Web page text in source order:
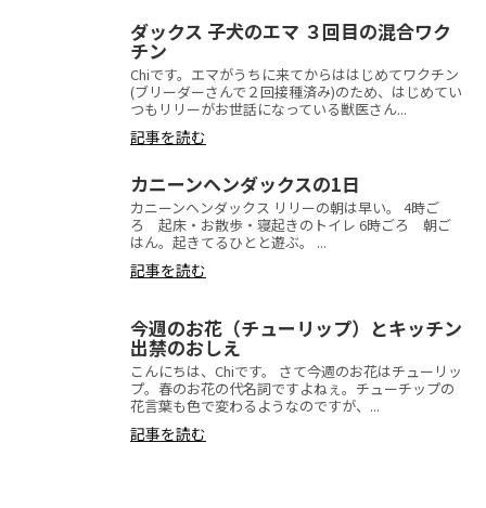
ダックス 子犬のエマ ３回目の混合ワク
チン
Chiです。エマがうちに来てからははじめてワクチン
(ブリーダーさんで２回接種済み)のため、はじめてい
つもリリーがお世話になっている獣医さん...
記事を読む
カニーンヘンダックスの1日
カニーンヘンダックス リリーの朝は早い。 4時ご
ろ 起床・お散歩・寝起きのトイレ 6時ごろ 朝ご
はん。起きてるひとと遊ぶ。 ...
記事を読む
今週のお花（チューリップ）とキッチン
出禁のおしえ
こんにちは、Chiです。 さて今週のお花はチューリッ
プ。春のお花の代名詞ですよねぇ。チューチップの
花言葉も色で変わるようなのですが、...
記事を読む